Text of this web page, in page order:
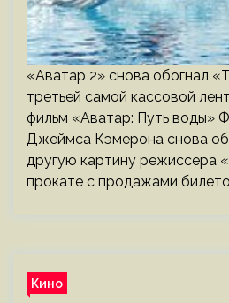
«Аватар 2» снова обогнал
третьей самой кассовой
фильм «Аватар: Путь воды»
Джеймса Кэмерона снова
другую картину режиссера
прокате с продажами
Кино